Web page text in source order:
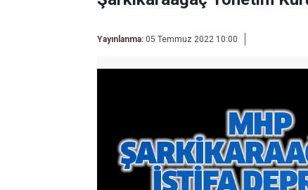
Yayınlanma: 05 Temmuz 2022 10:00